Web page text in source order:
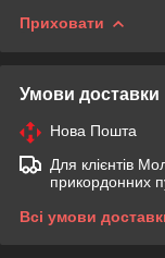
Приховати
Умови доставки
Нова Пошта
Для клієнтів
прикордонних
Всі умови